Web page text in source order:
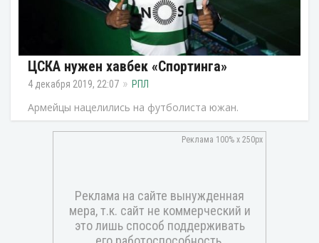
ЦСКА нужен хавбек «Спортинга»
4 декабря 2019, 22:07 РПЛ
Армейцы нацелились на футболиста южан.